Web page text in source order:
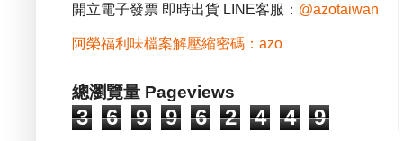
開立電子發票 即時出貨 LINE客服： @azotaiwan
阿榮福利味檔案解壓縮密碼：azo
總瀏覽量 Pageviews
3 6 9 9 6 2 4 4 9